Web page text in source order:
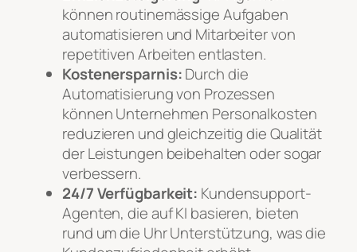
können routinemässige Aufgaben
automatisieren und Mitarbeiter von
repetitiven Arbeiten entlasten.
Kostenersparnis:Durch die
Automatisierung von Prozessen
können Unternehmen Personalkosten
reduzieren und gleichzeitig die Qualität
der Leistungen beibehalten oder sogar
verbessern.
24/7 Verfügbarkeit: Kundensupport-
Agenten, die auf KI basieren, bieten
rund um die Uhr Unterstützung, was die